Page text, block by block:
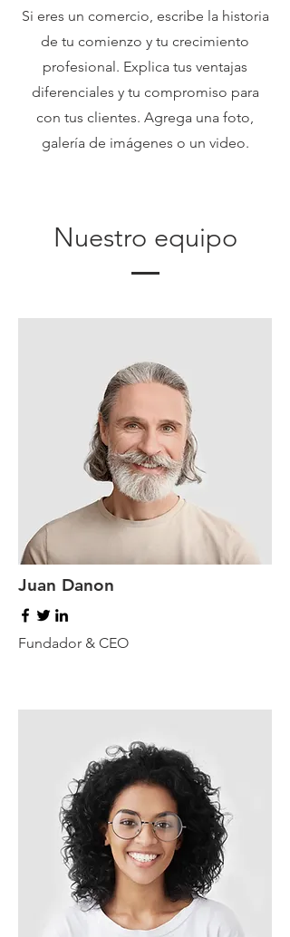
Si eres un comercio, escribe la historia
de tu comienzo y tu crecimiento
profesional. Explica tus ventajas
diferenciales y tu compromiso para
con tus clientes. Agrega una foto,
galería de imágenes o un video.
Nuestro equipo
Juan Danon
Fundador & CEO